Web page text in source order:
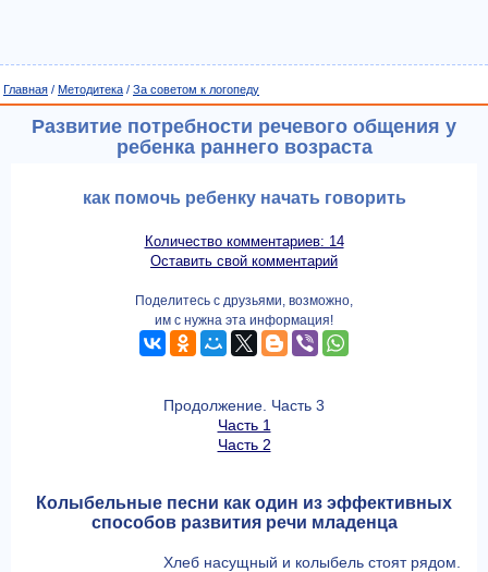
Главная / Методитека / За советом к логопеду
Развитие потребности речевого общения у
ребенка раннего возраста
как помочь ребенку начать говорить
Количество комментариев: 14
Оставить свой комментарий
Поделитесь с друзьями, возможно,
им с нужна эта информация!
Продолжение. Часть 3
Часть 1
Часть 2
Колыбельные песни как один из эффективных
способов развития речи младенца
Хлеб насущный и колыбель стоят рядом.